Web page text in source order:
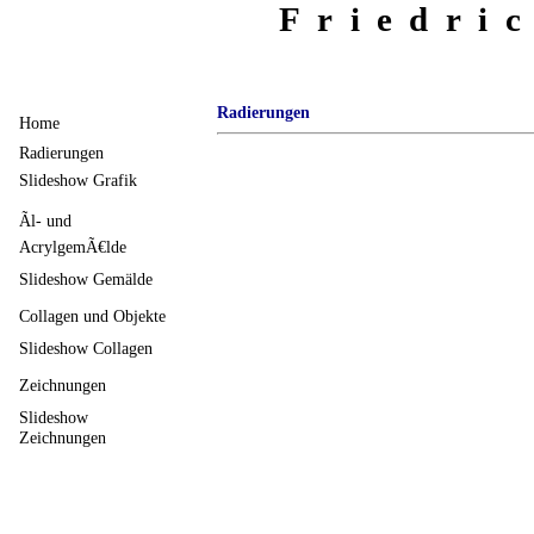
Radierungen
Home
Radierungen
Slideshow Grafik
Ãl- und
AcrylgemÃ€lde
Slideshow Gemälde
Collagen und Objekte
Slideshow Collagen
Zeichnungen
Slideshow
Zeichnungen